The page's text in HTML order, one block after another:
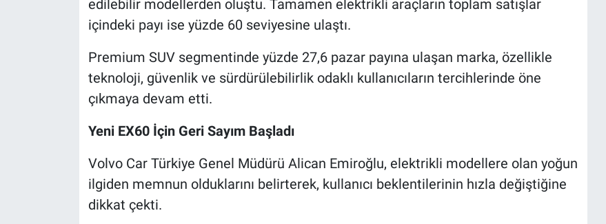
edilebilir modellerden oluştu. Tamamen elektrikli araçların toplam satışlar
içindeki payı ise yüzde 60 seviyesine ulaştı.
Premium SUV segmentinde yüzde 27,6 pazar payına ulaşan marka, özellikle
teknoloji, güvenlik ve sürdürülebilirlik odaklı kullanıcıların tercihlerinde öne
çıkmaya devam etti.
Yeni EX60 İçin Geri Sayım Başladı
Volvo Car Türkiye Genel Müdürü Alican Emiroğlu, elektrikli modellere olan yoğun
ilgiden memnun olduklarını belirterek, kullanıcı beklentilerinin hızla değiştiğine
dikkat çekti.